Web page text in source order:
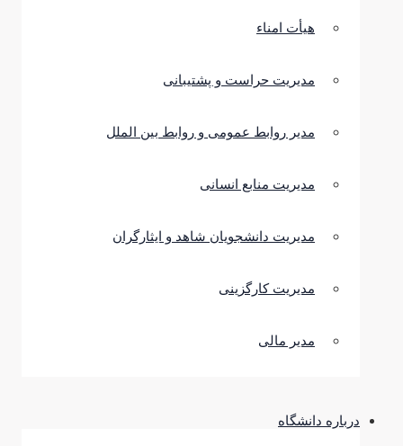
هیأت امناء
مدیریت حراست و پشتیبانی
مدیر روابط عمومی و روابط بین الملل
مدیریت منابع انسانی
مدیریت دانشجویان شاهد و ایثارگران
مدیریت کارگزینی
مدیر مالی
درباره دانشگاه